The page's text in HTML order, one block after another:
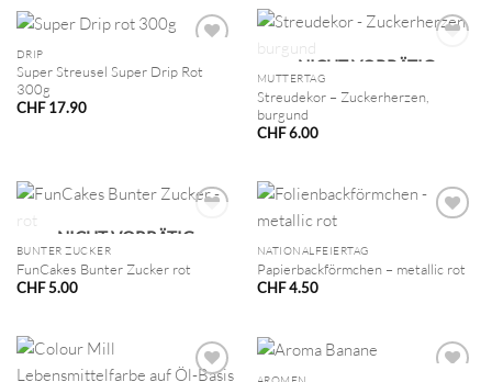
DRIP
Super Streusel Super Drip Rot
300g
CHF17.90
NICHT VORRÄTIG
MUTTERTAG
Streudekor – Zuckerherzen,
burgund
CHF6.00
NICHT VORRÄTIG
BUNTER ZUCKER
FunCakes Bunter Zucker rot
CHF5.00
NATIONALFEIERTAG
Papierbackförmchen – metallic rot
CHF4.50